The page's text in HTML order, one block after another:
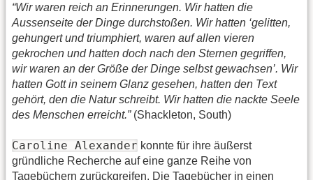
“Wir waren reich an Erinnerungen. Wir hatten die
Aussenseite der Dinge durchstoßen. Wir hatten ‘gelitten,
gehungert und triumphiert, waren auf allen vieren
gekrochen und hatten doch nach den Sternen gegriffen,
wir waren an der Größe der Dinge selbst gewachsen’. Wir
hatten Gott in seinem Glanz gesehen, hatten den Text
gehört, den die Natur schreibt. Wir hatten die nackte Seele
des Menschen erreicht.”(Shackleton, South)
Caroline Alexander konnte für ihre äußerst
gründliche Recherche auf eine ganze Reihe von
Tagebüchern zurückgreifen. Die Tagebücher in einen